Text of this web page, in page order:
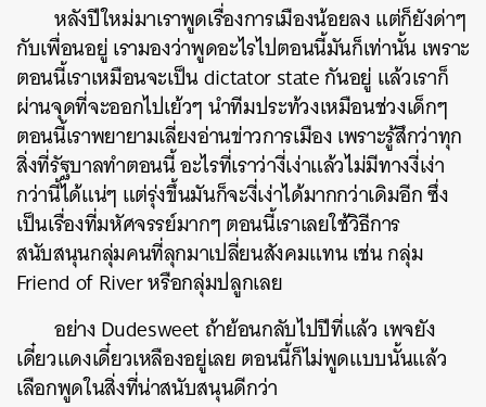
หลังปีใหม่มาเราพูดเรื่องการเมืองน้อยลง แต่ก็ยังด่าๆ
กับเพื่อนอยู่ เรามองว่าพูดอะไรไปตอนนี้มันก็เท่านั้น เพราะ
ตอนนี้เราเหมือนจะเป็น dictator state กันอยู่ แล้วเราก็
ผ่านจุดที่จะออกไปเย้วๆ นำทีมประท้วงเหมือนช่วงเด็กๆ
ตอนนี้เราพยายามเลี่ยงอ่านข่าวการเมือง เพราะรู้สึกว่าทุก
สิ่งที่รัฐบาลทำตอนนี้ อะไรที่เราว่างี่เง่าแล้วไม่มีทางงี่เง่า
กว่านี้ได้แน่ๆ แต่รุ่งขึ้นมันก็จะงี่เง่าได้มากกว่าเดิมอีก ซึ่ง
เป็นเรื่องที่มหัศจรรย์มากๆ ตอนนี้เราเลยใช้วิธีการ
สนับสนุนกลุ่มคนที่ลุกมาเปลี่ยนสังคมแทน เช่น กลุ่ม
Friend of River หรือกลุ่มปลูกเลย
อย่าง Dudesweet ถ้าย้อนกลับไปปีที่แล้ว เพจยัง
เดี๋ยวแดงเดี๋ยวเหลืองอยู่เลย ตอนนี้ก็ไม่พูดแบบนั้นแล้ว
เลือกพูดในสิ่งที่น่าสนับสนุนดีกว่า